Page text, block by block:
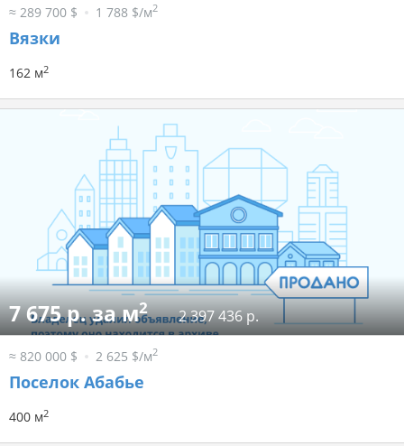
≈ 289 700 $ 1 788 $/м2
Вязки
162 м2
7 675 р. за м2 2 397 436 р.
≈ 820 000 $ 2 625 $/м2
Поселок Абабье
400 м2